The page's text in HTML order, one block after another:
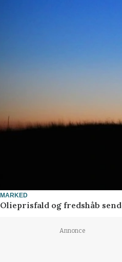
MARKED
Olieprisfald og fredshåb
Annonce